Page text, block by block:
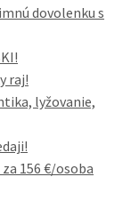
dovolenku s
raj!
lyžovanie,
156 €/osoba